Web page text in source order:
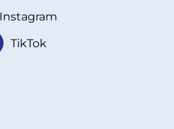
Instagram
TikTok